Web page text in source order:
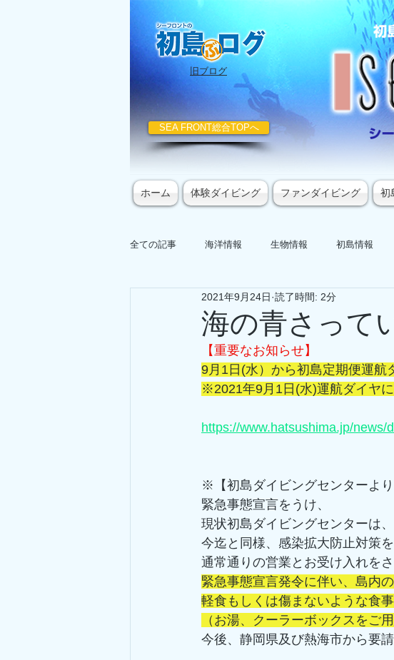
SEA FRONT総合TOPへ
​旧ブログ
ホーム 体験ダイビング ファンダイビング 初
全ての記事 海洋情報 生物情報 初島情報
海の青さって
2021年9月24日 読了時間: 2分
【重要なお知らせ】
9月1日(水）から初島定期便運航
※2021年9月1日(水)運航ダイヤ
https://www.hatsushima.jp/news/
※【初島ダイビングセンターよ
緊急事態宣言をうけ、
現状初島ダイビングセンターは、
今迄と同様、感染拡大防止対策
通常通りの営業とお受け入れを
緊急事態宣言発令に伴い、島内
軽食もしくは傷まないような食
（お湯、クーラーボックスをご
今後、静岡県及び熱海市から要